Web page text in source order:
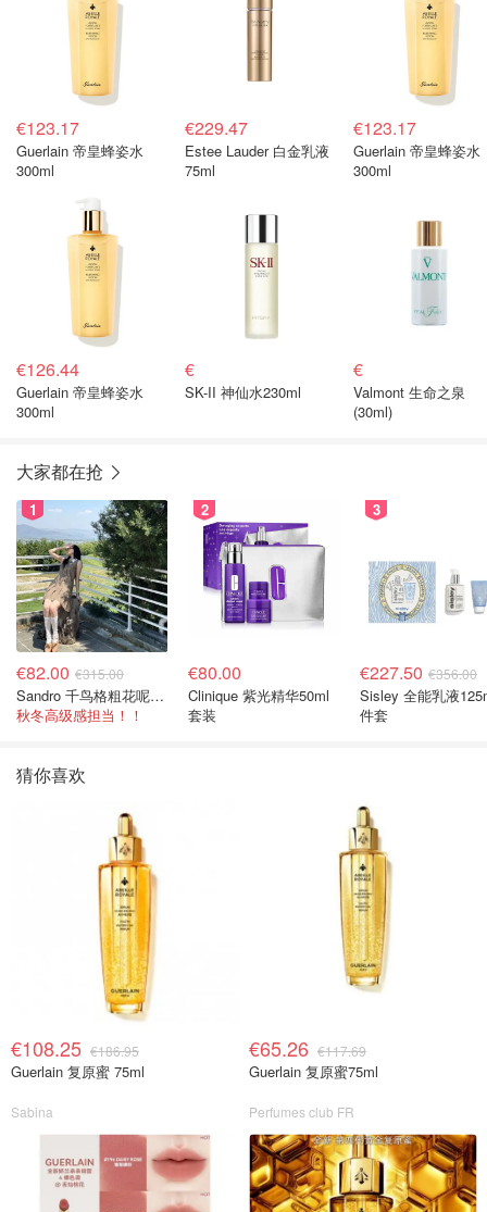
€123.17
Guerlain 帝皇蜂姿水
300ml
€229.47
Estee Lauder 白金乳液
75ml
€123.17
Guerlain 帝皇蜂姿水
300ml
€126.44
Guerlain 帝皇蜂姿水
300ml
€
SK-II 神仙水230ml
€
Valmont 生命之泉
(30ml)
大家都在抢
1
€82.00 €315.00
Sandro 千鸟格粗花呢连衣裙
秋冬高级感担当！！
2
€80.00
Clinique 紫光精华50ml
套装
3
€227.50 €356.00
Sisley 全能乳液
件套
猜你喜欢
€108.25 €186.95
Guerlain 复原蜜 75ml
Sabina
€65.26 €117.69
Guerlain 复原蜜75ml
Perfumes club FR